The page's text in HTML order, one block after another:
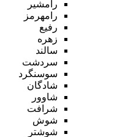
رامشیر
رامهرمز
رفیع
زهره
سالند
سردشت
سوسنگرد
شادگان
شاوور
شرافت
شوش
شوشتر